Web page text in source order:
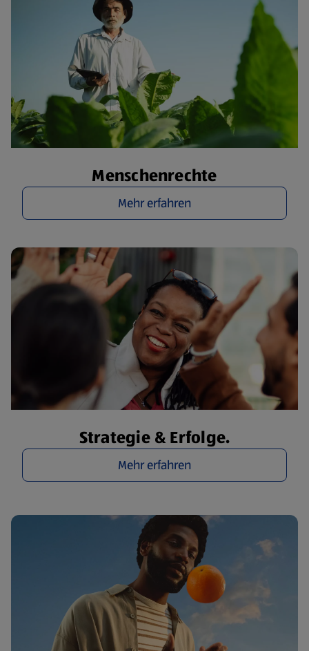
Menschenrechte
Mehr erfahren
Strategie & Erfolge.
Mehr erfahren